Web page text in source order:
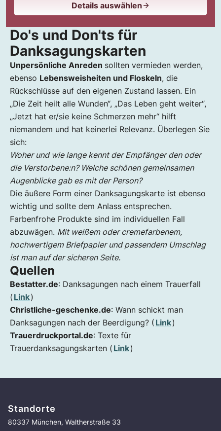
Details auswählen
Do's und Don'ts für
Danksagungskarten
Unpersönliche Anreden sollten vermieden werden,
ebenso Lebensweisheiten und Floskeln, die
Rückschlüsse auf den eigenen Zustand lassen. Ein
„Die Zeit heilt alle Wunden“, „Das Leben geht weiter“,
„Jetzt hat er/sie keine Schmerzen mehr“ hilft
niemandem und hat keinerlei Relevanz. Überlegen Sie
sich:
Woher und wie lange kennt der Empfänger den oder
die Verstorbene:n? Welche schönen gemeinsamen
Augenblicke gab es mit der Person?
Die äußere Form einer Danksagungskarte ist ebenso
wichtig und sollte dem Anlass entsprechen.
Farbenfrohe Produkte sind im individuellen Fall
abzuwägen. Mit weißem oder cremefarbenem,
hochwertigem Briefpapier und passendem Umschlag
ist man auf der sicheren Seite.
Quellen
Bestatter.de: Danksagungen nach einem Trauerfall
( Link)
Christliche-geschenke.de: Wann schickt man
Danksagungen nach der Beerdigung? ( Link)
Trauerdruckportal.de: Texte für
Trauerdanksagungskarten ( Link)
Standorte
80337 München, Waltherstraße 33